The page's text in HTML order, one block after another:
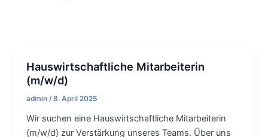
Hauswirtschaftliche Mitarbeiterin
(m/w/d)
admin/8. April 2025
Wir suchen eine Hauswirtschaftliche Mitarbeiterin
(m/w/d) zur Verstärkung unseres Teams. Über uns